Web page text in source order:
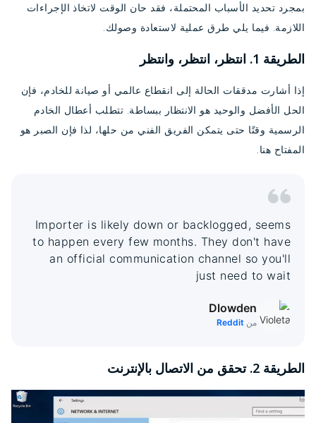
بمجرد تحديد الأسباب المحتملة، فقد حان الوقت لاتخاذ الإجراءات
اللازمة. فيما يلي طرق عملية لاستعادة وصولك.
الطريقة 1. انتظر، انتظر، وانتظر
إذا أشارت مدققات الحالة إلى انقطاع عالمي أو صيانة للخادم، فإن
الحل الأفضل والوحيد هو الانتظار ببساطة. تتطلب أعطال الخادم
الرسمية وقتًا حتى يتمكن الفريق الفني من حلها، لذا فإن الصبر هو
المفتاح هنا.
Importer is likely down or backlogged, seems
to happen every few months. They don't have
an official communication channel so you'll
just need to wait
Dlowden
من Reddit
الطريقة 2. تحقق من الاتصال بالإنترنت